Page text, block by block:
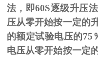
法，即60S逐级升压
压从零开始按一定的
的额定试验电压的75
电压从零开始按一定